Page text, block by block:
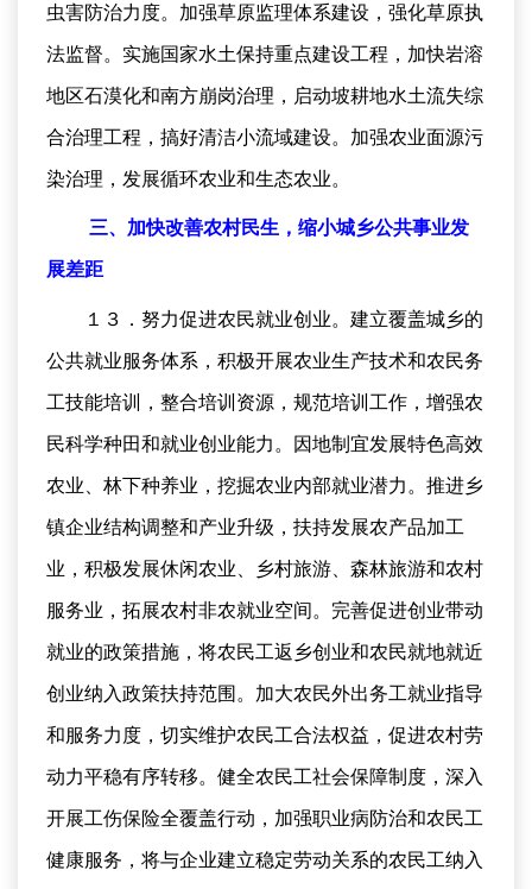
虫害防治力度。加强草原监理体系建设，强化草原执
法监督。实施国家水土保持重点建设工程，加快岩溶
地区石漠化和南方崩岗治理，启动坡耕地水土流失综
合治理工程，搞好清洁小流域建设。加强农业面源污
染治理，发展循环农业和生态农业。
三、加快改善农村民生，缩小城乡公共事业发
展差距
１３．努力促进农民就业创业。建立覆盖城乡的
公共就业服务体系，积极开展农业生产技术和农民务
工技能培训，整合培训资源，规范培训工作，增强农
民科学种田和就业创业能力。因地制宜发展特色高效
农业、林下种养业，挖掘农业内部就业潜力。推进乡
镇企业结构调整和产业升级，扶持发展农产品加工
业，积极发展休闲农业、乡村旅游、森林旅游和农村
服务业，拓展农村非农就业空间。完善促进创业带动
就业的政策措施，将农民工返乡创业和农民就地就近
创业纳入政策扶持范围。加大农民外出务工就业指导
和服务力度，切实维护农民工合法权益，促进农村劳
动力平稳有序转移。健全农民工社会保障制度，深入
开展工伤保险全覆盖行动，加强职业病防治和农民工
健康服务，将与企业建立稳定劳动关系的农民工纳入